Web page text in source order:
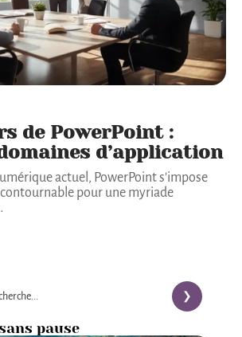
de PowerPoint :
d’application
actuel, PowerPoint s'impose
pour une myriade
pause